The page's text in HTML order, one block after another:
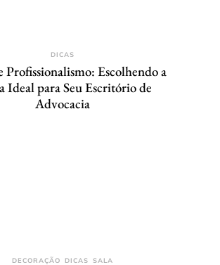
DICAS
Profissionalismo: Escolhendo a
Ideal para Seu Escritório de
Advocacia
DECORAÇÃO DICAS SALA